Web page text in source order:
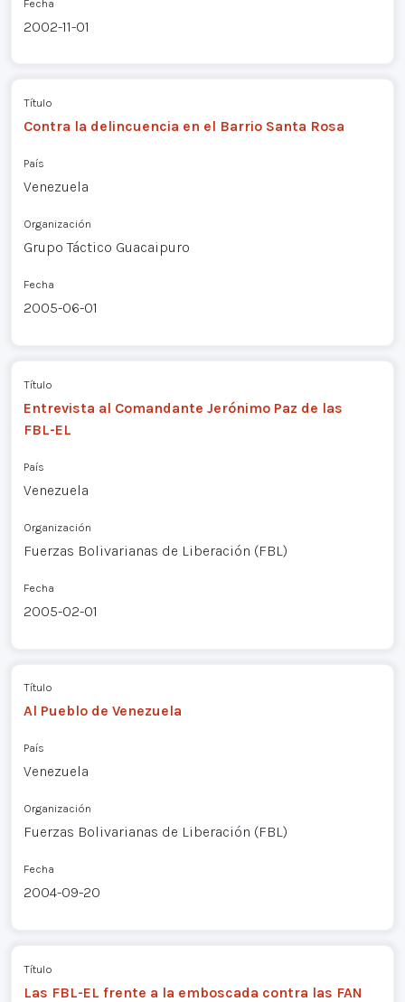
Fecha
2002-11-01
Título
Contra la delincuencia en el Barrio Santa Rosa
País
Venezuela
Organización
Grupo Táctico Guacaipuro
Fecha
2005-06-01
Título
Entrevista al Comandante Jerónimo Paz de las
FBL-EL
País
Venezuela
Organización
Fuerzas Bolivarianas de Liberación (FBL)
Fecha
2005-02-01
Título
Al Pueblo de Venezuela
País
Venezuela
Organización
Fuerzas Bolivarianas de Liberación (FBL)
Fecha
2004-09-20
Título
Las FBL-EL frente a la emboscada contra las FAN